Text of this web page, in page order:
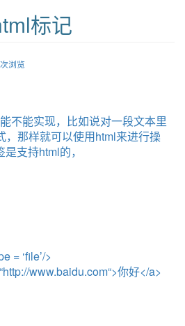
标记
浏览
不能实现，比如说对一段文本里
，那样就可以使用html来进行操
支持html的，
>
http://www.baidu.com“>你好</a>